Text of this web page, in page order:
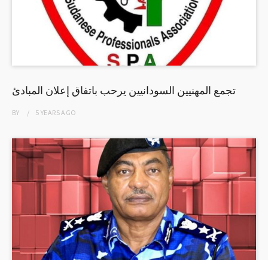
تجمع المهنيين السودانيين يرحب باتفاق إعلان المبادئ
BY 5 YEARSAGO